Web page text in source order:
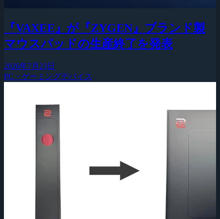
『VAXEE』が『ZYGEN』ブランド製
マウスパッドの生産終了を発表
2026年7月23日
PC・ゲーミングデバイス